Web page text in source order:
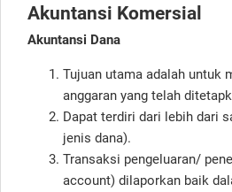
Akuntansi Komersial
Akuntansi Dana
Tujuan utama adalah untuk
anggaran yang telah
Dapat terdiri dari lebih dari
jenis dana).
Transaksi pengeluaran/
account) dilaporkan baik